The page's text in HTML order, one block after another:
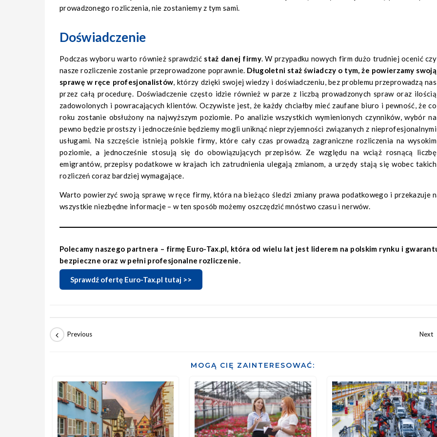
prowadzonego rozliczenia, nie zostaniemy z tym sami.
Doświadczenie
Podczas wyboru warto również sprawdzić staż danej firmy. W przypadku nowych firm dużo trudniej ocenić czy
nasze rozliczenie zostanie przeprowadzone poprawnie. Długoletni staż świadczy o tym, że powierzamy swoją
sprawę w ręce profesjonalistów, którzy dzięki swojej wiedzy i doświadczeniu, bez problemu przeprowadzą nas
przez całą procedurę. Doświadczenie często idzie również w parze z liczbą prowadzonych spraw oraz ilością
zadowolonych i powracających klientów. Oczywiste jest, że każdy chciałby mieć zaufane biuro i pewność, że co
roku zostanie obsłużony na najwyższym poziomie. Po analizie wszystkich wymienionych czynników, wybór na
pewno będzie prostszy i jednocześnie będziemy mogli uniknąć nieprzyjemności związanych z nieprofesjonalnymi
usługami. Na szczęście istnieją polskie firmy, które cały czas prowadzą zagraniczne rozliczenia na wysokim
poziomie, a jednocześnie stosują się do obowiązujących przepisów. Ze względu na wciąż rosnącą liczbę
emigrantów, przepisy podatkowe w krajach ich zatrudnienia ulegają zmianom, a urzędy stają się wobec takich
rozliczeń coraz bardziej wymagające.
Warto powierzyć swoją sprawę w ręce firmy, która na bieżąco śledzi zmiany prawa podatkowego i przekazuje
wszystkie niezbędne informacje – w ten sposób możemy oszczędzić mnóstwo czasu i nerwów.
Polecamy naszego partnera – firmę Euro-Tax.pl, która od wielu lat jest liderem na polskim rynku i
bezpieczne oraz w pełni profesjonalne rozliczenie.
Sprawdź ofertę Euro-Tax.pl tutaj >>
MOGĄ CIĘ ZAINTERESOWAĆ: